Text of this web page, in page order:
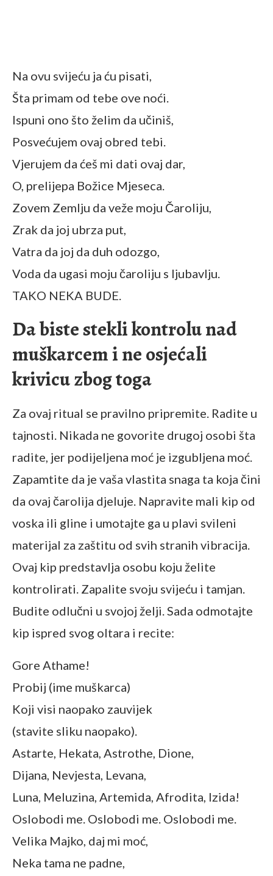
Na ovu svijeću ja ću pisati,
Šta primam od tebe ove noći.
Ispuni ono što želim da učiniš,
Posvećujem ovaj obred tebi.
Vjerujem da ćeš mi dati ovaj dar,
O, prelijepa Božice Mjeseca.
Zovem Zemlju da veže moju Čaroliju,
Zrak da joj ubrza put,
Vatra da joj da duh odozgo,
Voda da ugasi moju čaroliju s ljubavlju.
TAKO NEKA BUDE.
Da biste stekli kontrolu nad
muškarcem i ne osjećali
krivicu zbog toga
Za ovaj ritual se pravilno pripremite. Radite u
tajnosti. Nikada ne govorite drugoj osobi šta
radite, jer podijeljena moć je izgubljena moć.
Zapamtite da je vaša vlastita snaga ta koja čini
da ovaj čarolija djeluje. Napravite mali kip od
voska ili gline i umotajte ga u plavi svileni
materijal za zaštitu od svih stranih vibracija.
Ovaj kip predstavlja osobu koju želite
kontrolirati. Zapalite svoju svijeću i tamjan.
Budite odlučni u svojoj želji. Sada odmotajte
kip ispred svog oltara i recite:
Gore Athame!
Probij (ime muškarca)
Koji visi naopako zauvijek
(stavite sliku naopako).
Astarte, Hekata, Astrothe, Dione,
Dijana, Nevjesta, Levana,
Luna, Meluzina, Artemida, Afrodita, Izida!
Oslobodi me. Oslobodi me. Oslobodi me.
Velika Majko, daj mi moć,
Neka tama ne padne,